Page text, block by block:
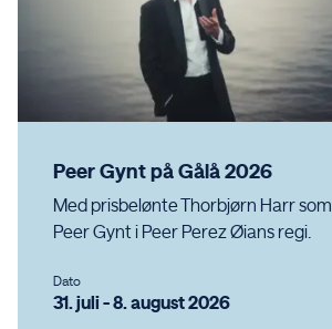
Peer Gynt på Gålå 2026
Med prisbelønte Thorbjørn Harr som
Peer Gynt i Peer Perez Øians regi.
Dato
31. juli - 8. august 2026